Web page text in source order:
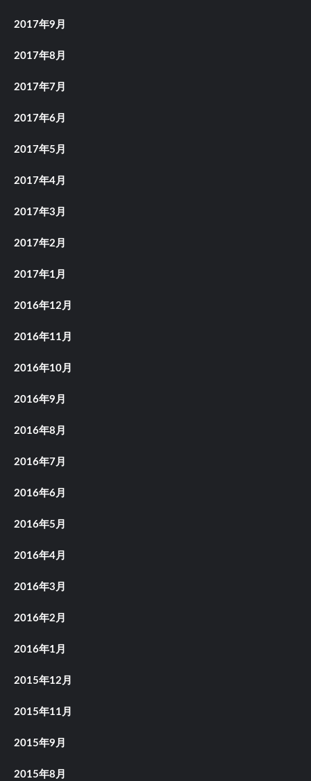
2017年9月
2017年8月
2017年7月
2017年6月
2017年5月
2017年4月
2017年3月
2017年2月
2017年1月
2016年12月
2016年11月
2016年10月
2016年9月
2016年8月
2016年7月
2016年6月
2016年5月
2016年4月
2016年3月
2016年2月
2016年1月
2015年12月
2015年11月
2015年9月
2015年8月